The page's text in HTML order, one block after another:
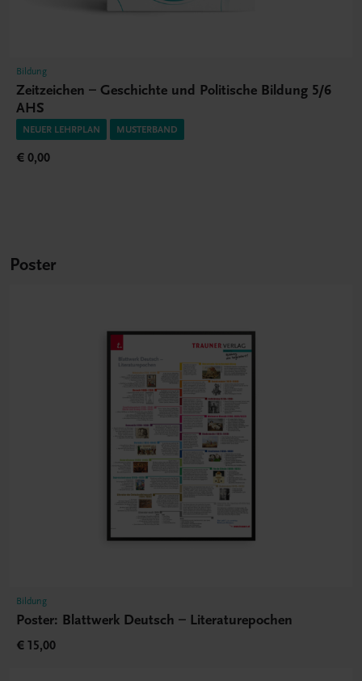
Bildung
Zeitzeichen – Geschichte und Politische Bildung 5/6
AHS
NEUER LEHRPLAN MUSTERBAND
€ 0,00
Poster
Bildung
Poster: Blattwerk Deutsch – Literaturepochen
€ 15,00